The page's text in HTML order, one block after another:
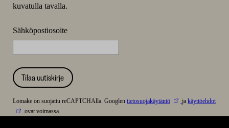
kuvatulla tavalla.
Sähköpostiosoite
Tilaa uutiskirje
Lomake on suojattu reCAPTCHAlla. Googlen tietosuojakäytäntö jakäyttöehdot
ovat voimassa.